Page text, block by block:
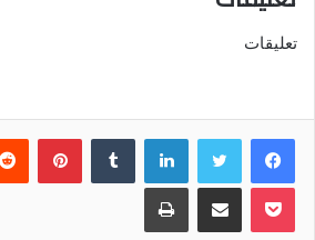
تعليقات
فيسبوك لينكدإن بينتيريست
بوكيت